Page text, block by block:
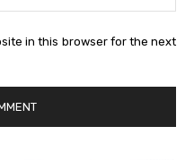
in this browser for the next